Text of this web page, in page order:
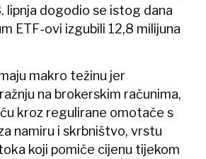
lipnja dogodio se istog dana
ETF-ovi izgubili 12,8 milijuna
makro težinu jer
na brokerskim računima,
kroz regulirane omotače s
namiru i skrbništvo, vrstu
koji pomiče cijenu tijekom